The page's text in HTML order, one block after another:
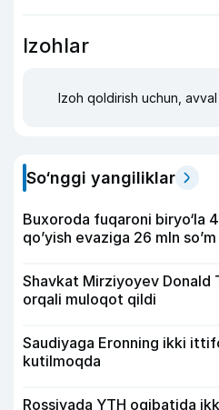
Izohlar
Izoh qoldirish uchun, avval
So‘nggi yangiliklar
Buxoroda fuqaroni biryo‘la
qo’yish evaziga 26 mln
Shavkat Mirziyoyev Donald
orqali muloqot qildi
Saudiyaga Eronning ikki
kutilmoqda
Rossiyada YTH oqibatida